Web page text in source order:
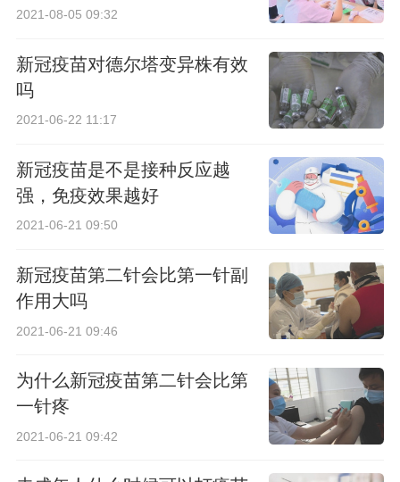
2021-08-05 09:32
新冠疫苗对德尔塔变异株有效
吗
2021-06-22 11:17
新冠疫苗是不是接种反应越
强，免疫效果越好
2021-06-21 09:50
新冠疫苗第二针会比第一针副
作用大吗
2021-06-21 09:46
为什么新冠疫苗第二针会比第
一针疼
2021-06-21 09:42